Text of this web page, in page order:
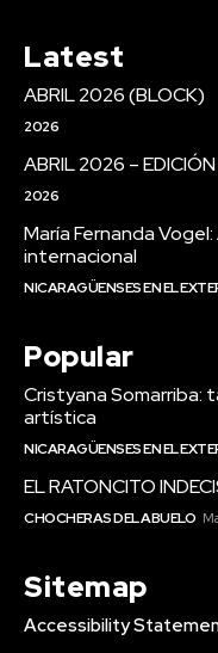
Latest
ABRIL 2026 (BLOCK)
2026
ABRIL 2026 –
2026
María Fernanda
internacional
NICARAGÜENSES EN EL
Popular
Cristyana Somarriba:
artística
NICARAGÜENSES EN EL
EL RATONCITO
CHOCHERAS DEL ABUELO
Sitemap
Accessibility